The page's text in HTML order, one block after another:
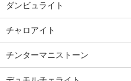
ダンビュライト
チャロアイト
チンターマニストーン